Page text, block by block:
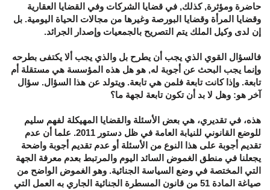
حاضرة ومؤثرة, كذلك, في قضايا الشركات وفي القضايا العقارية
وقضايا المرأة وقضايا البورصة وغيرها من مجالات الحياة اليومية. بل
إن لدى وكيل الملك يتم التصريح بالجمعيات وإصدار الجرائد.
فالسؤال القوي الذي يجب أن يطرح بل والذي يجب ألا يكتفى بطرحه
وإنما يجب البحث عن أجوبة له, هو هل هذه المؤسسة هي مستقلة أم
تابعة. وإذا كانت تابعة فلمن هي تابعة. ويتولد عن هذا السؤال. سؤال
آخر هو: وهل لا بد أن تكون تابعة لجهة ما؟
هذه، في تقديري، هي بعض الأسئلة والقضايا المهيكلة لفهم سليم
للوضع القانوني للنيابة العامة في ظل دستور 2011. علما أن عدم
تقديم أجوبة على هذا النوع من الأسئلة أو عدم تقديم أجوبة واضحة
يجعلنا في منطق الغموض السائد اليوم والمرتبط بعدم معرفة الجهة
التي المختصة في وضع السياسة الجنائية. وهو الغموض الواضح من
صياغة المادة 51 من قانون المسطرة الجنائية الجاري به العمل التي